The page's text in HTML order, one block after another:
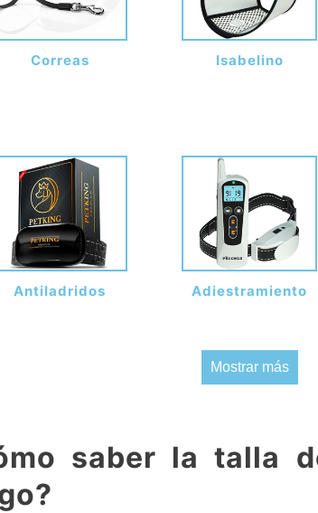
Correas Isabelino
Antiladridos Adiestramiento
Mostrar más
saber la talla